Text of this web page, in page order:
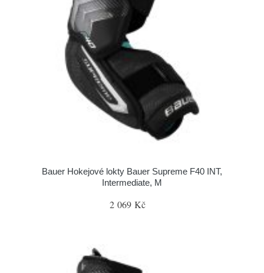
Bauer Hokejové lokty Bauer Supreme F40 INT,
Intermediate, M
2 069 Kč